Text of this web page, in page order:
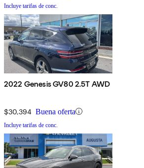
Incluye tarifas de conc.
2022 Genesis GV80 2.5T AWD
$30,394 Buena oferta
Incluye tarifas de conc.